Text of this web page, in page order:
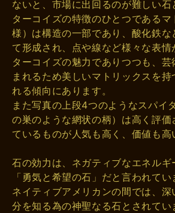
ないと、市場に出回るのが難しい石
ターコイズの特徴のひとつであるマ
様）は構造の一部であり、酸化鉄な
て形成され、点や線など様々な表情
ターコイズの魅力でありつつも、
まれるため美しいマトリックスを持
れる傾向にあります。
また写真の上段4つのようなスパイ
の巣のような網状の柄）は高く評価
ているものが人気も高く、価値も高
石の効力は、ネガティブなエネルギ
「勇気と希望の石」だと言われてい
ネイティブアメリカンの間では、深
分を知る為の神聖なる石とされてい